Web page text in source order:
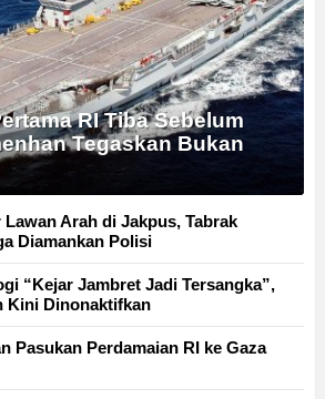
RI Tiba Sebelum
Tegaskan Bukan
Arah di Jakpus, Tabrak
Diamankan Polisi
“Kejar Jambret Jadi Tersangka”,
Kini Dinonaktifkan
Pasukan Perdamaian RI ke Gaza